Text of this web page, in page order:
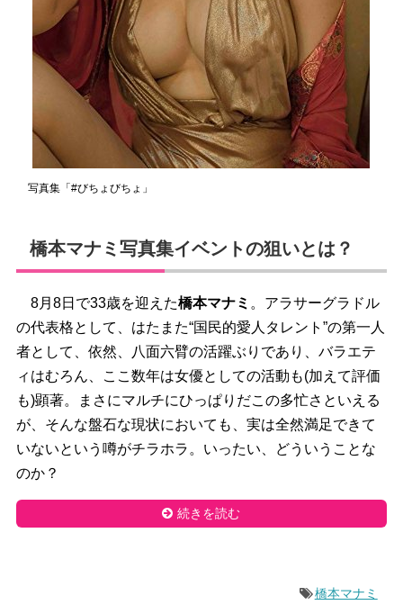
写真集「#びちょびちょ」
橋本マナミ写真集イベントの狙いとは？
8月8日で33歳を迎えた橋本マナミ 。アラサーグラドル
の代表格として、はたまた“国民的愛人タレント”の第一人
者として、依然、八面六臂の活躍ぶりであり、バラエテ
ィはむろん、ここ数年は女優としての活動も(加えて評価
も)顕著。まさにマルチにひっぱりだこの多忙さといえる
が、そんな盤石な現状においても、実は全然満足できて
いないという噂がチラホラ。いったい、どういうことな
のか？
続きを読む
橋本マナミ